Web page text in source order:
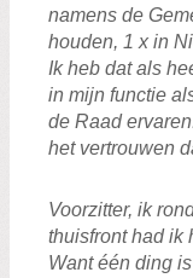
namens de
houden, 1 x in
Ik heb dat als
in mijn functie
de Raad
het vertrouwen
Voorzitter, ik
thuisfront had ik
Want één ding